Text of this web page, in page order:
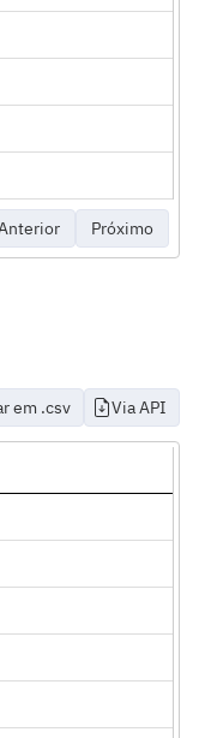
Próximo
em .csv Via API